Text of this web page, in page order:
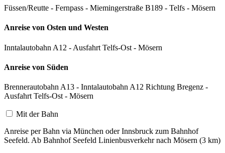
Füssen/Reutte - Fernpass - Miemingerstraße B189 - Telfs - Mösern
Anreise von Osten und Westen
Inntalautobahn A12 - Ausfahrt Telfs-Ost - Mösern
Anreise von Süden
Brennerautobahn A13 - Inntalautobahn A12 Richtung Bregenz -
Ausfahrt Telfs-Ost - Mösern
Mit der Bahn
Anreise per Bahn via München oder Innsbruck zum Bahnhof
Seefeld. Ab Bahnhof Seefeld Linienbusverkehr nach Mösern (3 km)